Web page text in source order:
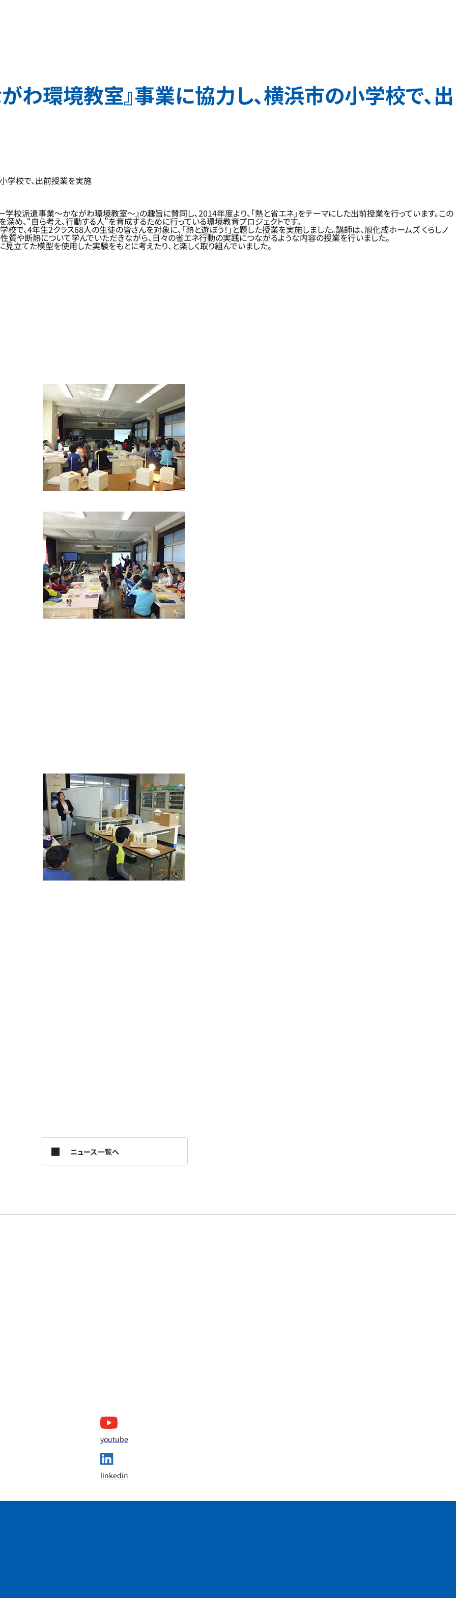
わ環境教室』事業に協力し、横浜市の小学校で、出
学校で、出前授業を実施
校派遣事業～かながわ環境教室～』の趣旨に賛同し、2014年度より、「熱と省エネ」をテーマにした出前授業を行っています。この
め、“自ら考え、行動する人”を育成するために行っている環境教育プロジェクトです。
、4年生2クラス68人の生徒の皆さんを対象に、「熱と遊ぼう！」と題した授業を実施しました。講師は、旭化成ホームズ くらしノ
や断熱について学んでいただきながら、日々の省エネ行動の実践につながるような内容の授業を行いました。
立てた模型を使用した実験をもとに考えたり、と楽しく取り組んでいました。
ニュース一覧へ
youtube
linkedin